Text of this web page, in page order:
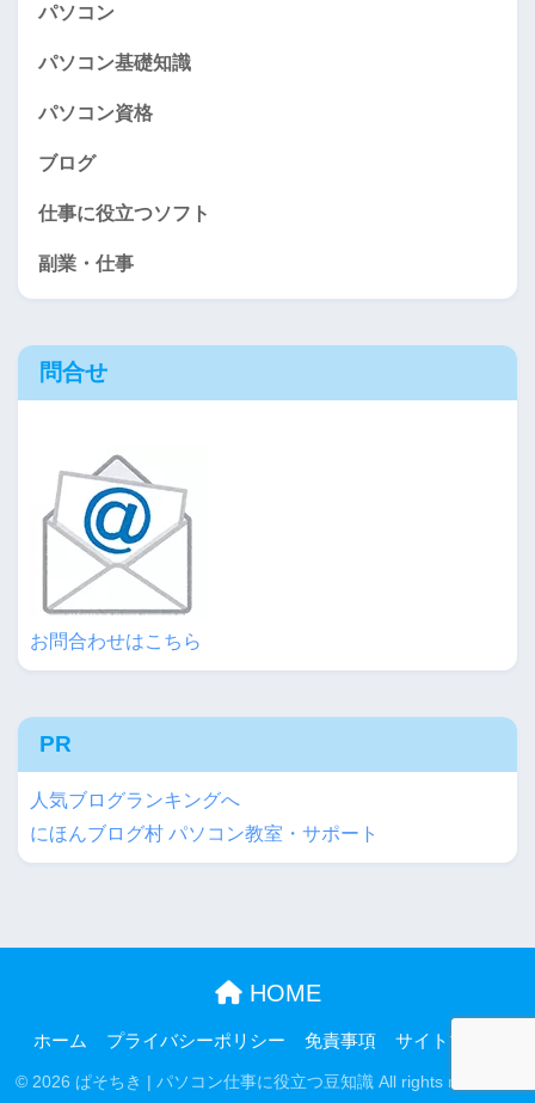
パソコン
パソコン基礎知識
パソコン資格
ブログ
仕事に役立つソフト
副業・仕事
問合せ
お問合わせはこちら
PR
人気ブログランキングへ
にほんブログ村 パソコン教室・サポート
HOME
ホーム プライバシーポリシー 免責事項 サイトマップ
© 2026 ぱそちき | パソコン仕事に役立つ豆知識 All rights reserved.